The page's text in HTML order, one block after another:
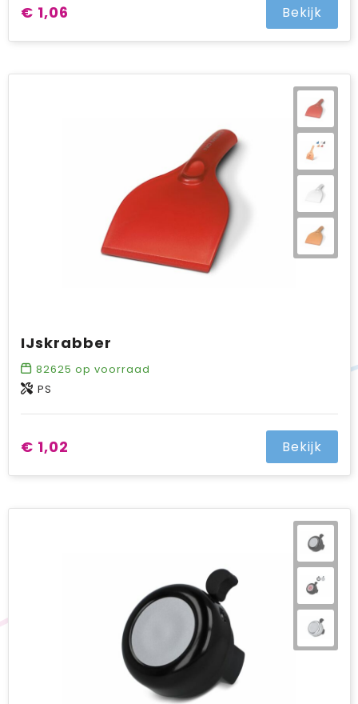
€ 1,06 Bekijk
IJskrabber
82625 op voorraad
PS
€ 1,02 Bekijk